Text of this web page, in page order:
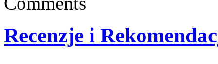
Recenzje i